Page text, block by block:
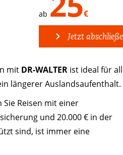
ab €
Jetzt
mit DR-WALTER ist ideal für
längerer Auslandsaufenthalt.
Sie Reisen mit einer
und 20.000 € in der
sind, ist immer eine